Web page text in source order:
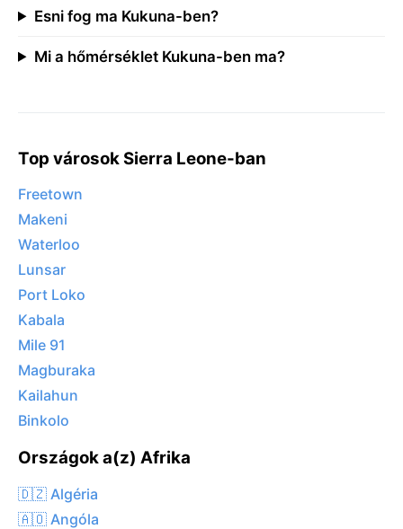
Esni fog ma Kukuna-ben?
Mi a hőmérséklet Kukuna-ben ma?
Top városok Sierra Leone-ban
Freetown
Makeni
Waterloo
Lunsar
Port Loko
Kabala
Mile 91
Magburaka
Kailahun
Binkolo
Országok a(z) Afrika
🇩🇿 Algéria
🇦🇴 Angóla